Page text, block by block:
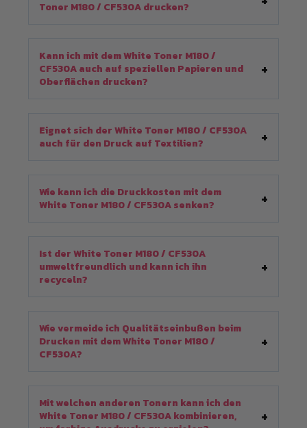
Toner M180 / CF530A drucken?
Kann ich mit dem White Toner M180 /
CF530A auch auf speziellen Papieren und
Oberflächen drucken?
Eignet sich der White Toner M180 / CF530A
auch für den Druck auf Textilien?
Wie kann ich die Druckkosten mit dem
White Toner M180 / CF530A senken?
Ist der White Toner M180 / CF530A
umweltfreundlich und kann ich ihn
recyceln?
Wie vermeide ich Qualitätseinbußen beim
Drucken mit dem White Toner M180 /
CF530A?
Mit welchen anderen Tonern kann ich den
White Toner M180 / CF530A kombinieren,